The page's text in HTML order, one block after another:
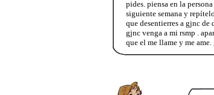
pides. piensa en la
siguiente semana y
que desentierres a gjnc
gjnc venga a mi rsmp .
que el me llame y me